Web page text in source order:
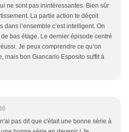
ne sont pas inintéressantes. Bien sûr
La partie action te déçoit
dans l’ensemble c’est intelligent. On
bas étage. Le dernier épisode centré
Je peux comprendre ce qu’on
mais bon Giancarlo Esposito suffit à
pas dit que c'était une bonne série à